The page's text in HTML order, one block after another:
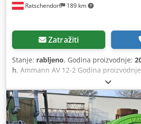
Ratschendorf 189 km
Zatražiti
Stanje: rabljeno, Godina proizvodnje:
h, Ammann AV 12-2 Godina
radnih sati Dcjdexl Uy Tepfx Acbok
stanju Dostava moguća širom svijeta!